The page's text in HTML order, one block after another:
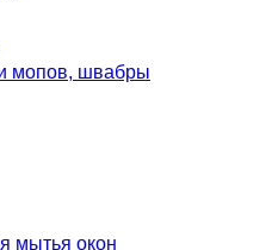
мопов, швабры
мытья окон